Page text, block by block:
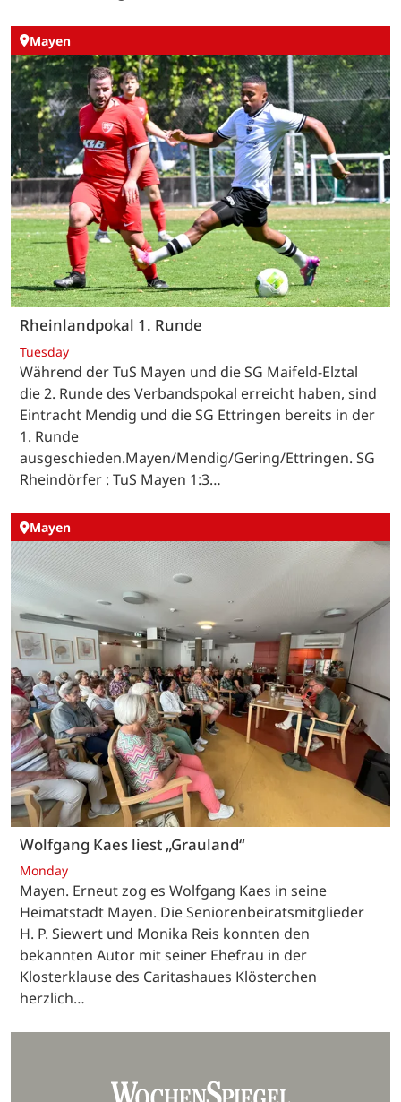
Mayen
Rheinlandpokal 1. Runde
Tuesday
Während der TuS Mayen und die SG Maifeld-Elztal
die 2. Runde des Verbandspokal erreicht haben, sind
Eintracht Mendig und die SG Ettringen bereits in der
1. Runde
ausgeschieden.Mayen/Mendig/Gering/Ettringen. SG
Rheindörfer : TuS Mayen 1:3…
Mayen
Wolfgang Kaes liest „Grauland“
Monday
Mayen. Erneut zog es Wolfgang Kaes in seine
Heimatstadt Mayen. Die Seniorenbeiratsmitglieder
H. P. Siewert und Monika Reis konnten den
bekannten Autor mit seiner Ehefrau in der
Klosterklause des Caritashaues Klösterchen
herzlich…